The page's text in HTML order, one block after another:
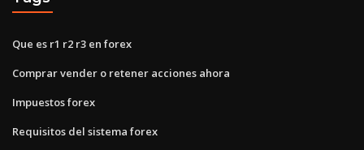
Que es r1 r2 r3 en forex
Comprar vender o retener acciones ahora
Impuestos forex
Requisitos del sistema forex